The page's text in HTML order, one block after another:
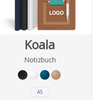
Koala
Notizbuch
A5